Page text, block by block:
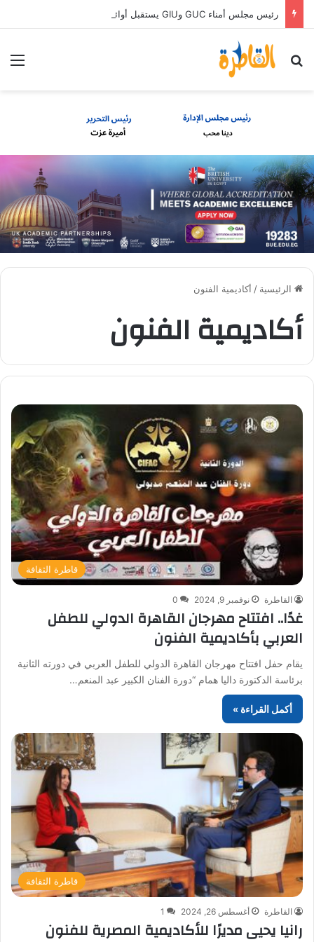
بحث عن
الرئيسية / أكاديمية الفنون
أكاديمية الفنون
قاطرة الثقافة
القاطرة نوفمبر 9, 2024 0
غدًا.. افتتاح مهرجان القاهرة الدولي للطفل
العربي بأكاديمية الفنون
يقام حفل افتتاح مهرجان القاهرة الدولي للطفل العربي في دورته الثانية
برئاسة الدكتورة داليا همام “دورة الفنان الكبير عبد المنعم…
أكمل القراءة »
قاطرة الثقافة
القاطرة أغسطس 26, 2024 1
رانيا يحيى مديرًا للأكاديمية المصرية للفنون